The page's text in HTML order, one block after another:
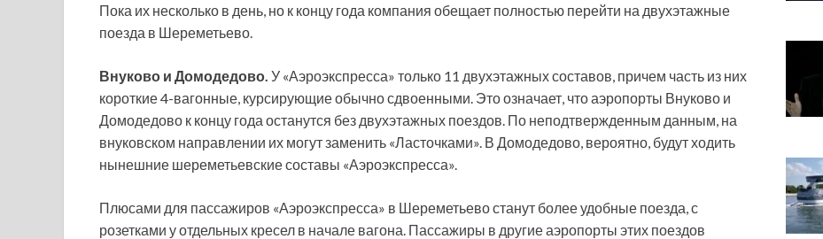
Пока их несколько в день, но к концу года компания обещает полностью перейти на двухэтажные
поезда в Шереметьево.
Внуково и Домодедово. У «Аэроэкспресса» только 11 двухэтажных составов, причем часть из них
короткие 4-вагонные, курсирующие обычно сдвоенными. Это означает, что аэропорты Внуково и
Домодедово к концу года останутся без двухэтажных поездов. По неподтвержденным данным, на
внуковском направлении их могут заменить «Ласточками». В Домодедово, вероятно, будут ходить
нынешние шереметьевские составы «Аэроэкспресса».
Плюсами для пассажиров «Аэроэкспресса» в Шереметьево станут более удобные поезда, с
розетками у отдельных кресел в начале вагона. Пассажиры в другие аэропорты этих поездов